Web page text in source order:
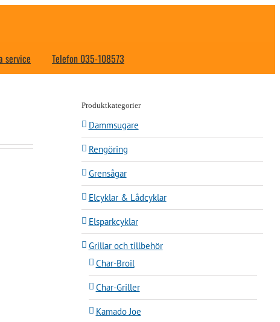
service Telefon 035-108573
Produktkategorier
Dammsugare
Rengöring
Grensågar
Elcyklar & Lådcyklar
Elsparkcyklar
Grillar och tillbehör
Char-Broil
Char-Griller
Kamado Joe